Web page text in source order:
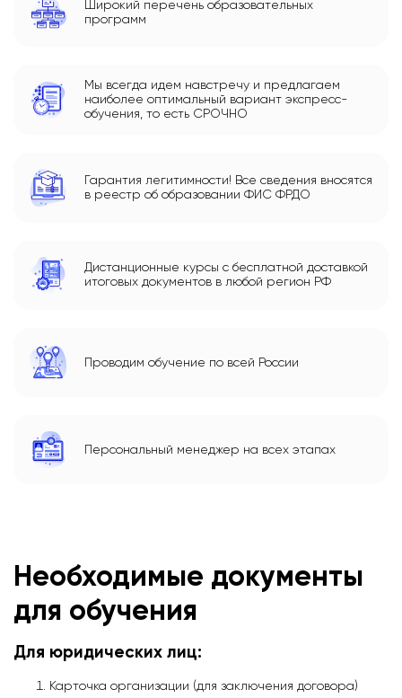
Широкий перечень образовательных
программ
Мы всегда идем навстречу и предлагаем
наиболее оптимальный вариант экспресс-
обучения, то есть СРОЧНО
Гарантия легитимности! Все сведения вносятся
в реестр об образовании ФИС ФРДО
Дистанционные курсы с бесплатной доставкой
итоговых документов в любой регион РФ
Проводим обучение по всей России
Персональный менеджер на всех этапах
Необходимые документы
для обучения
Для юридических лиц:
Карточка организации (для заключения договора)